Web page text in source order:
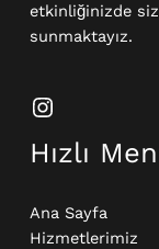
etkinliğinizde
sunmaktayız.
Hızlı
Ana Sayfa
Hizmetlerimiz